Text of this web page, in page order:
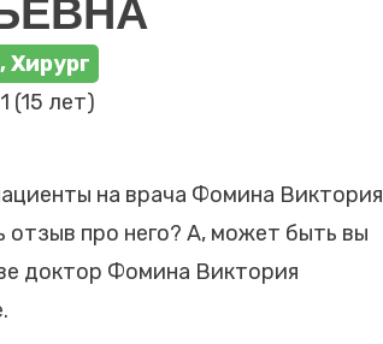
Хирург
(15 лет)
на врача Фомина Виктория
отзыв про него? А, может быть вы
доктор Фомина Виктория